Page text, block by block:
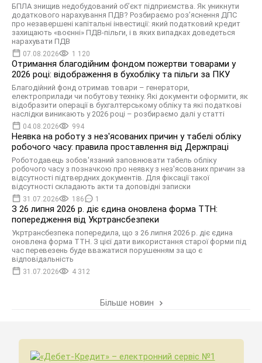
БПЛА знищив недобудований об’єкт підприємства. Як уникнути
додаткового нарахування ПДВ? Розбираємо роз’яснення ДПС
про незавершені капітальні інвестиції: який податковий кредит
захищають «воєнні» ПДВ-пільги, і в яких випадках доведеться
нарахувати ПДВ
07.08.2026 1 120
Отримання благодійним фондом пожертви товарами у
2026 році: відображення в бухобліку та пільги за ПКУ
Благодійний фонд отримав товари – генератори,
електроприлади чи побутову техніку. Які документи оформити, як
відобразити операції в бухгалтерському обліку та які податкові
наслідки виникають у 2026 році – розбираємо далі у статті
04.08.2026 994
Неявка на роботу з нез'ясованих причин у табелі обліку
робочого часу: правила проставлення від Держпраці
Роботодавець зобов'язаний заповнювати табель обліку
робочого часу з позначкою про неявку з нез'ясованих причин за
відсутності підтвердних документів. Для фіксації такої
відсутності складають акти та доповідні записки
31.07.2026 186 1
З 26 липня 2026 р. діє єдина оновлена форма ТТН:
попередження від Укртрансбезпеки
Укртрансбезпека попередила, що з 26 липня 2026 р. діє єдина
оновлена форма ТТН. З цієї дати використання старої форми під
час перевезень буде вважатися порушенням за що є
відповідальність
31.07.2026 4 312
Більше новин